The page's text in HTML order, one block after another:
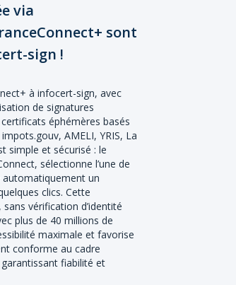
via
sont
sign !
à infocert-sign, avec
de signatures
éphémères basés
AMELI, YRIS, La
simple et sécurisé : le
sélectionne l’une de
automatiquement un
clics. Cette
vérification d’identité
plus de 40 millions de
maximale et favorise
conforme au cadre
fiabilité et